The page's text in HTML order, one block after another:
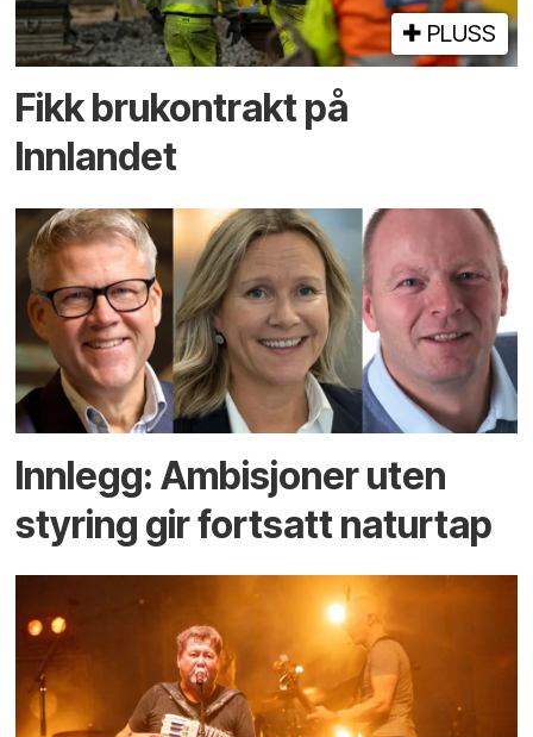
PLUSS
Fikk brukontrakt på
Innlandet
Innlegg: Ambisjoner uten
styring gir fortsatt naturtap